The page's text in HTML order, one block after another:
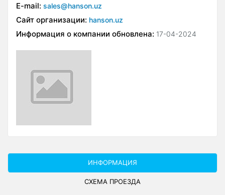
E-mail: sales@hanson.uz
Сайт организации: hanson.uz
Информация о компании обновлена: 17-04-2024
ИНФОРМАЦИЯ
СХЕМА ПРОЕЗДА